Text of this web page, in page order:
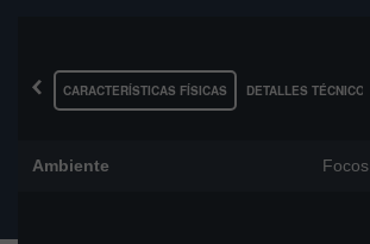
‹ CARACTERÍSTICAS FÍSICAS DETALLES TÉCNICOS
Ambiente Focos